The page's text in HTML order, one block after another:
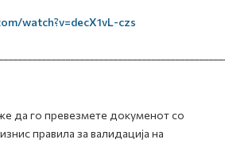
watch?v=decX1vL-czs
да го превезмете докуменот со
правила за валидација на